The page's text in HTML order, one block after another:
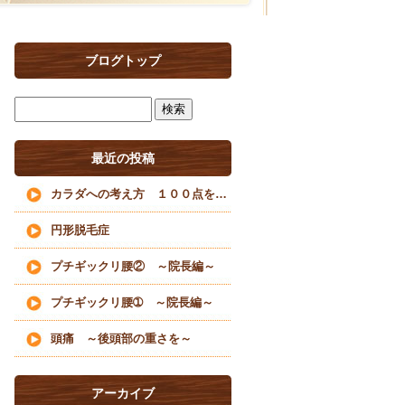
ブログトップ
最近の投稿
カラダへの考え方 １００点を目指すな
円形脱毛症
プチギックリ腰② ～院長編～
プチギックリ腰➀ ～院長編～
頭痛 ～後頭部の重さを～
アーカイブ